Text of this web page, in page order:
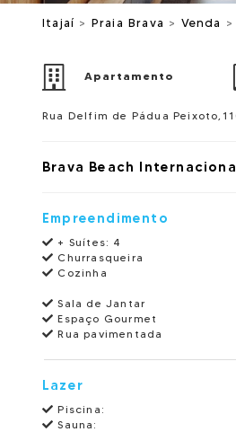
Itajaí > Praia Brava > Venda
Apartamento
Rua Delfim de Pádua
Brava Beach
Empreendimento
+ Suítes: 4
Churrasqueira
Cozinha
Sala de Jantar
Espaço Gourmet
Rua pavimentada
Lazer
Piscina:
Sauna: